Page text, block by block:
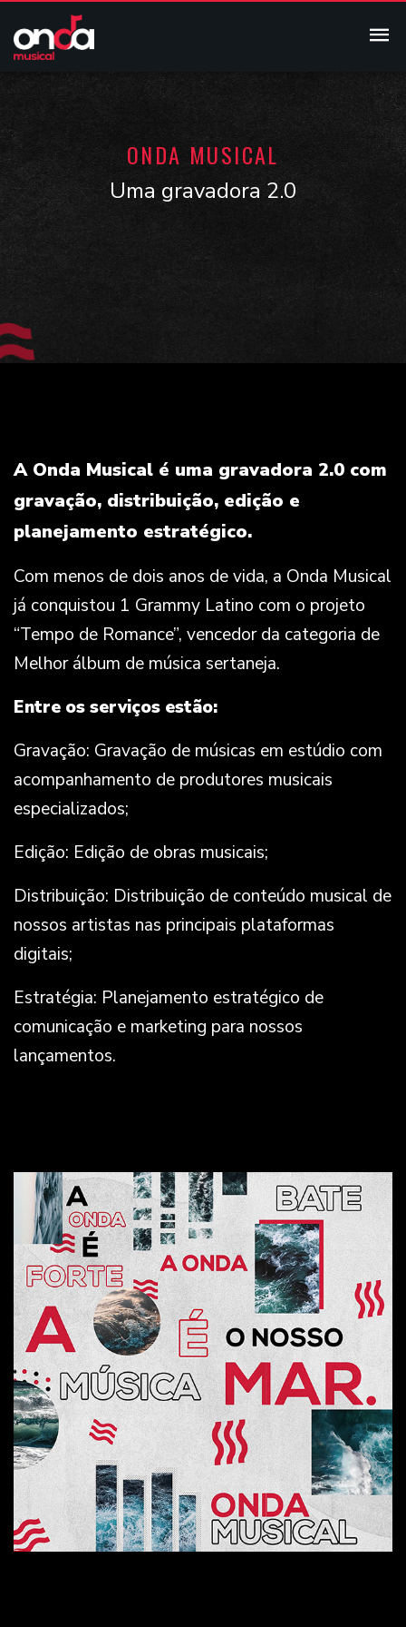
ONDA MUSICAL
Uma gravadora 2.0
A Onda Musical é uma gravadora 2.0 com
gravação, distribuição, edição e
planejamento estratégico.
Com menos de dois anos de vida, a Onda Musical
já conquistou 1 Grammy Latino com o projeto
“Tempo de Romance”, vencedor da categoria de
Melhor álbum de música sertaneja.
Entre os serviços estão:
Gravação: Gravação de músicas em estúdio com
acompanhamento de produtores musicais
especializados;
Edição: Edição de obras musicais;
Distribuição: Distribuição de conteúdo musical de
nossos artistas nas principais plataformas
digitais;
Estratégia: Planejamento estratégico de
comunicação e marketing para nossos
lançamentos.